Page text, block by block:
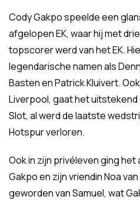
Cody Gakpo speelde een
afgelopen EK, waar hij met
topscorer werd van het EK.
legendarische namen als
Basten en Patrick Kluivert.
Liverpool, gaat het uitstekend
Slot, al werd de laatste
Hotspur verloren.
Ook in zijn privéleven ging
Gakpo en zijn vriendin Noa
geworden van Samuel, wat